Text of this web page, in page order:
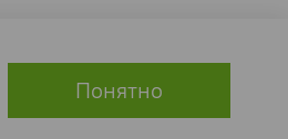
Понятно